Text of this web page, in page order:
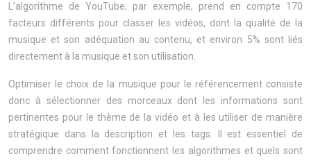
L’algorithme de YouTube, par exemple, prend en compte 170
facteurs différents pour classer les vidéos, dont la qualité de la
musique et son adéquation au contenu, et environ 5% sont liés
directement à la musique et son utilisation.
Optimiser le choix de la musique pour le référencement consiste
donc à sélectionner des morceaux dont les informations sont
pertinentes pour le thème de la vidéo et à les utiliser de manière
stratégique dans la description et les tags. Il est essentiel de
comprendre comment fonctionnent les algorithmes et quels sont